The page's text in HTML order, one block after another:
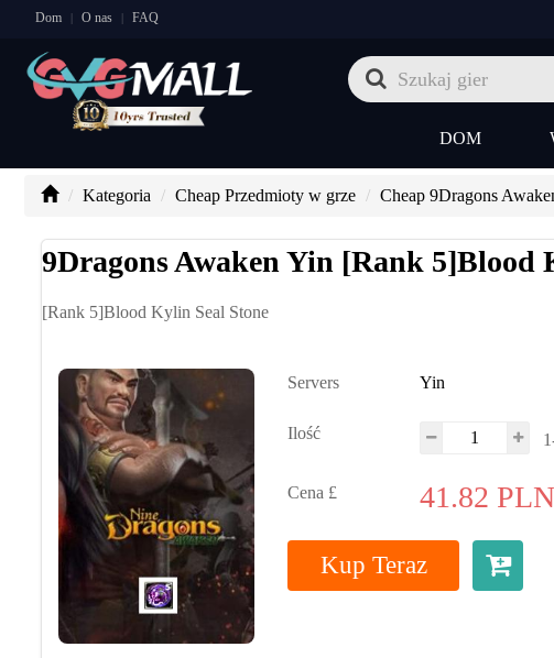
Dom | O nas | FAQ
DOM
Kategoria Cheap Przedmioty w grze Cheap 9Dragons
9Dragons Awaken Yin [Rank 5]Blood
[Rank 5]Blood Kylin Seal Stone
Servers Yin
Ilość
Cena £ 41.82 PLN
Kup Teraz